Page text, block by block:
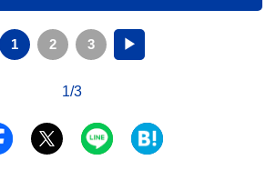
1 2 3 ▶
1/3